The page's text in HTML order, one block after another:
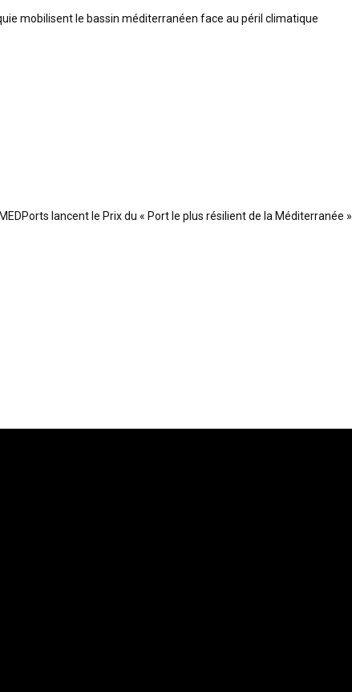
mobilisent le bassin méditerranéen face au péril climatique
lancent le Prix du « Port le plus résilient de la Méditerranée »